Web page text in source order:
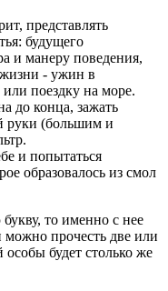
представлять
будущего
и манеру поведения,
- ужин в
поездку на море.
до конца, зажать
руки (большим и
и попытаться
образовалось из смол
то именно с нее
можно прочесть две или
будет столько же